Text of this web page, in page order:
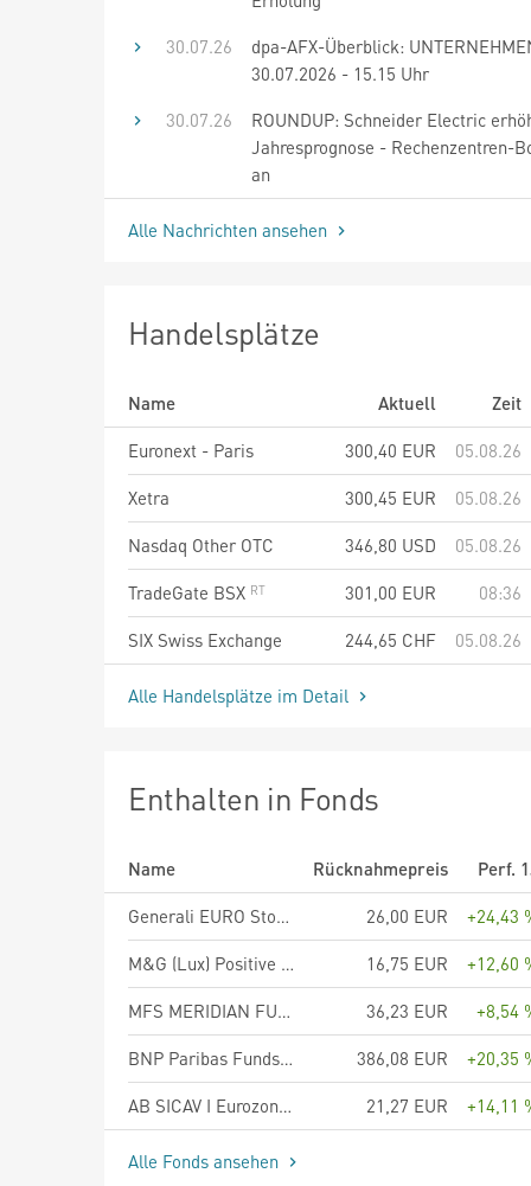
30.07.26
dpa-AFX-Überblick:
30.07.2026 - 15.15 Uhr
30.07.26
ROUNDUP: Schneider Electric
Jahresprognose - Rechenzentren-
an
Alle Nachrichten ansehen
Handelsplätze
Name Aktuell
Zeit
Euronext - Paris
300,40 EUR
05.08.26
Xetra
300,45 EUR
05.08.26
Nasdaq Other OTC
346,80 USD
05.08.26
TradeGate BSX
301,00 EUR
08:36
SIX Swiss Exchange
244,65 CHF 05.08.26
Alle Handelsplätze im Detail
Enthalten in Fonds
Name Rücknahmepreis
Perf.
Generali EURO Stock-Selection T
26,00 EUR
+24,43
M&G (Lux) Positive Impact Fund EUR A Acc
16,75 EUR
+12,60
MFS MERIDIAN FUNDS - CONTINENTAL EUROPEAN EQUITY FUND - Klasse A1 EUR
36,23 EUR
+8,54
BNP Paribas Funds Euro Equity Classic Distribution
386,08 EUR
+20,35
AB SICAV I Eurozone Growth Portfolio Class AX
21,27 EUR +14,11
Alle Fonds ansehen